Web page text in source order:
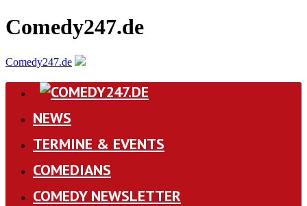
Comedy247.de
Comedy247.de
NEWS
TERMINE & EVENTS
COMEDIANS
COMEDY NEWSLETTER